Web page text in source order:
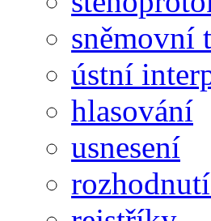
sněmovní
ústní
hlasování
usnesení